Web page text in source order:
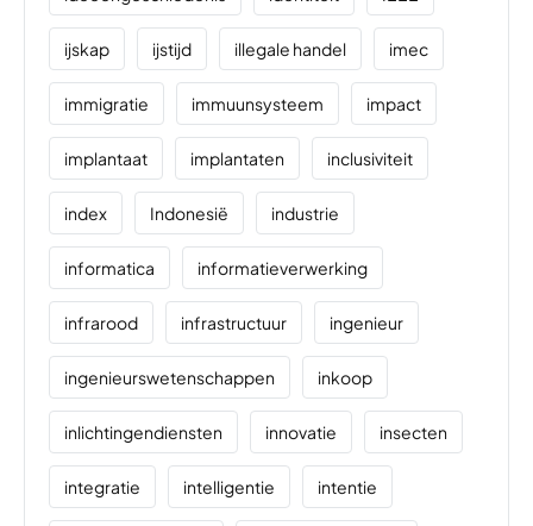
ijskap ijstijd illegale handel imec
immigratie immuunsysteem impact
implantaat implantaten inclusiviteit
index Indonesië industrie
informatica informatieverwerking
infrarood infrastructuur ingenieur
ingenieurswetenschappen inkoop
inlichtingendiensten innovatie insecten
integratie intelligentie intentie